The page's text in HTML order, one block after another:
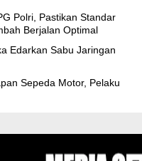
Polri, Pastikan Standar
Berjalan Optimal
Edarkan Sabu Jaringan
Sepeda Motor, Pelaku